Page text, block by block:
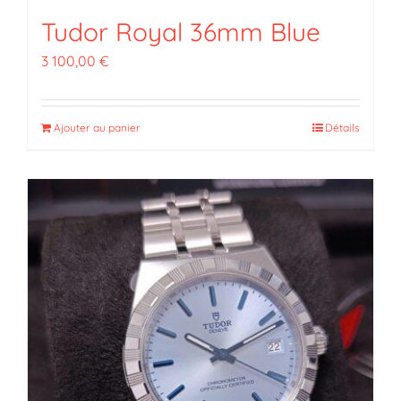
Tudor Royal 36mm Blue
3 100,00 €
Ajouter au panier Détails